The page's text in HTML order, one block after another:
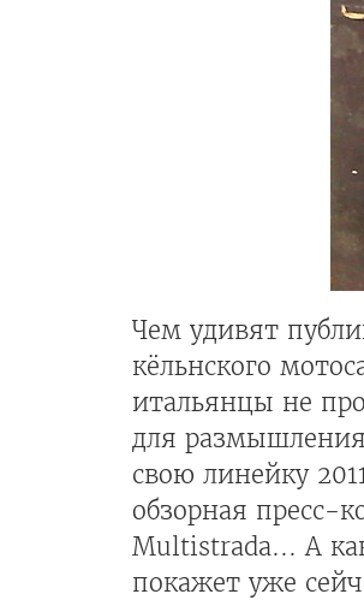
Чем удивят
кёльнского
итальянцы не
для размышления
свою линейку
обзорная пресс-
Multistrada... А
покажет уже